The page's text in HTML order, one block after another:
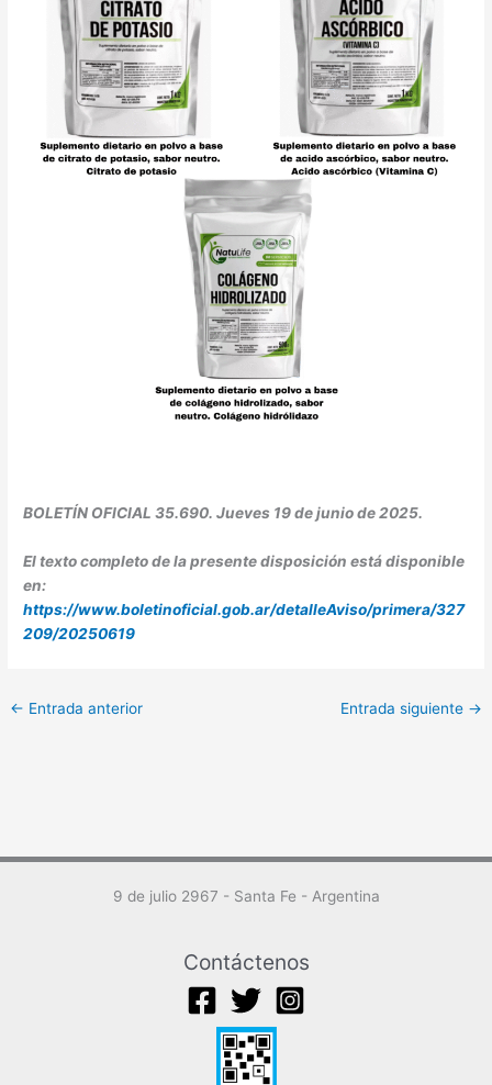
BOLETÍN OFICIAL 35.690. Jueves 19 de junio de 2025.
El texto completo de la presente disposición está disponible
en:
https://www.boletinoficial.gob.ar/detalleAviso/primera/327
209/20250619
← Entrada anterior Entrada siguiente →
9 de julio 2967 - Santa Fe - Argentina
Contáctenos